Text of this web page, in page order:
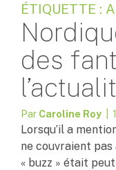
ÉTIQUETTE :
des
Par Caroline Roy |
Lorsqu’il a
ne couvraient pas
« buzz » était